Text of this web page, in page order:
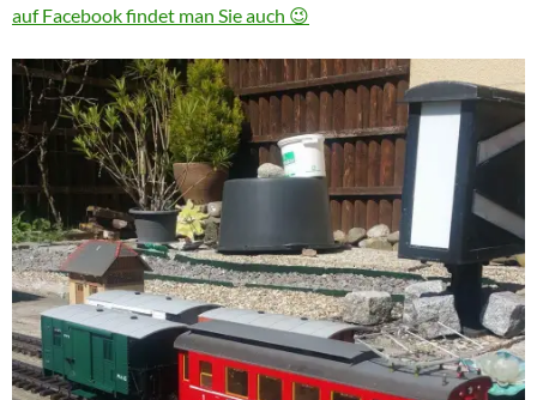
auf Facebook findet man Sie auch 😉